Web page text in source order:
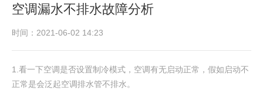
空调漏水不排水故障分析
时间：2021-06-02 14:23
1.看一下空调是否设置制冷模式，空调有无启动正常，假如启动不
正常是会泛起空调排水管不排水。